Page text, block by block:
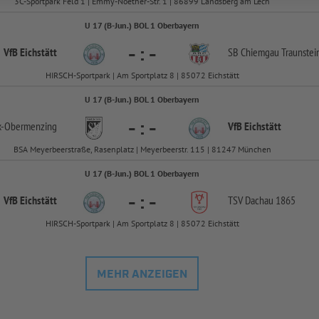
U 17 (B-Jun.) BOL 1 Oberbayern
VfB Eichstätt - : - SB Chiemgau
HIRSCH-Sportpark | Am Sportplatz 8 | 85072 Eichstätt
U 17 (B-Jun.) BOL 1 Oberbayern
Obermenzing - : - VfB Eichstätt
BSA Meyerbeerstraße, Rasenplatz | Meyerbeerstr. 115 | 81247 München
U 17 (B-Jun.) BOL 1 Oberbayern
VfB Eichstätt - : - TSV Dachau 1865
HIRSCH-Sportpark | Am Sportplatz 8 | 85072 Eichstätt
MEHR ANZEIGEN